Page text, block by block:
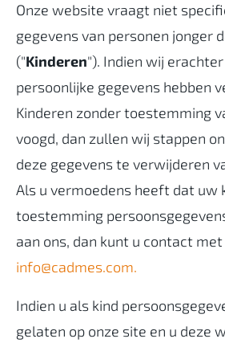
Onze website vraagt niet
gegevens van personen jonger
("Kinderen"). Indien wij
persoonlijke gegevens hebben
Kinderen zonder toestemming
voogd, dan zullen wij stappen
deze gegevens te verwijderen
Als u vermoedens heeft dat uw
toestemming
aan ons, dan kunt u contact
info@cadmes.com.
Indien u als kind
gelaten op onze site en u deze